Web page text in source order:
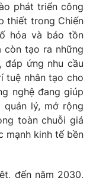
sản
Việt
bằng AI
phát triển công
thiết trong Chiến
hóa và bảo tồn
còn tạo ra những
đáp ứng nhu cầu
tuệ nhân tạo cho
nghệ đang giúp
lý, mở rộng
toàn chuỗi giá
mạnh kinh tế bền
đến năm 2030,